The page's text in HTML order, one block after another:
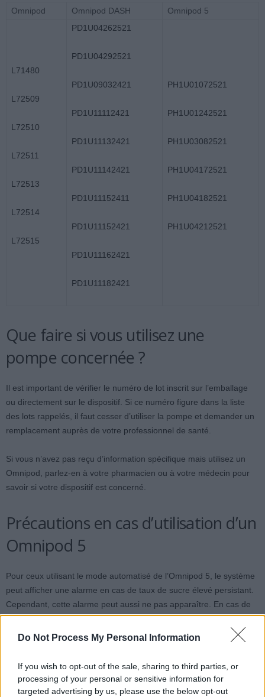
Do Not Process My Personal Information
If you wish to opt-out of the sale, sharing to third parties, or
processing of your personal or sensitive information for
targeted advertising by us, please use the below opt-out
Omnipod
Omnipod DASH Omnipod 5
L71480
L72509
L72510
L72511
L72513
L72514
L72515
PD1U04262521
PD1U04292521
PD1U09032421
PD1U11112421
PD1U11132421
PD1U11142421
PD1U11152411
PD1U11152421
PD1U11162421
PD1U11182421
PH1U01072521
PH1U01242521
PH1U03082521
PH1U04172521
PH1U04182521
PH1U04212521
Que faire si vous utilisez une
pompe concernée ?
Il est important de vérifier le numéro de lot inscrit sur l’emballage
ou directement sur le dispositif. Si ce numéro figure dans la liste
des lots rappelés, il faut cesser d’utiliser la pompe et demander un
remplacement auprès de votre professionnel de santé.
Si vous n’avez pas reçu d’information spécifique mais utilisez un
Omnipod, parlez-en à votre pharmacien ou à votre médecin pour
savoir si votre dispositif est concerné.
Précautions en cas d’utilisation d’un
Omnipod 5
Pour ceux utilisant le mode automatisé de l’Omnipod 5, le système
peut afficher une alarme en cas de taux de sucre élevé persistant.
Cependant, cette alarme peut aussi ne pas apparaître. En cas de
doute, il est recommandé de contrôler immédiatement votre
glycémie. Si vous ressentez des symptômes inhabituels tels qu’une
Jusqu’à présent, 24 signalements d’événements graves liés à cette